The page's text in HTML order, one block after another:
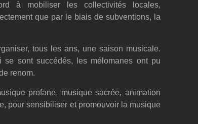
à mobiliser les collectivités locales,
que par le biais de subventions, la
tous les ans, une saison musicale.
sont succédés, les mélomanes ont pu
renom.
profane, musique sacrée, animation
pour sensibiliser et promouvoir la musique